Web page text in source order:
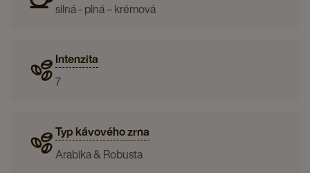
silná - plná – krémová
Intenzita
7
Typ kávového zrna
Arabika & Robusta